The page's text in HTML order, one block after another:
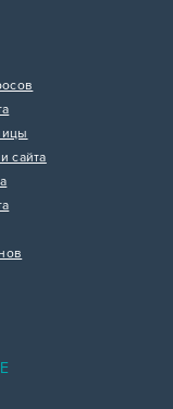
сайта